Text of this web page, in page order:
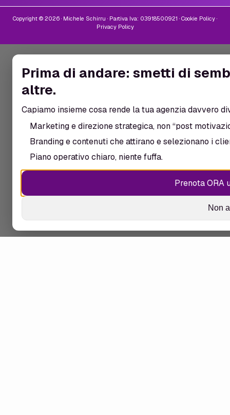
Copyright © 2026 · Michele Schirru · Partiva Iva: 03918500921 · Cookie Policy ·
Privacy Policy
Prima di andare: smetti di
altre.
Capiamo insieme cosa rende la tua agenzia davvero
Marketing e direzione strategica, non “post
Branding e contenuti che attirano e selezionano i
Piano operativo chiaro, niente fuffa.
Prenota ORA
Non